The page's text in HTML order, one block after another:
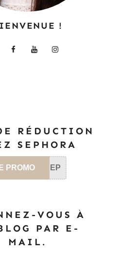
!
RÉDUCTION
SEPHORA
PROMO SEP
VOUS À
PAR E-
MAIL.